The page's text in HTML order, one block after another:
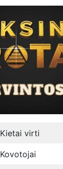
Kietai virti
Kovotojai